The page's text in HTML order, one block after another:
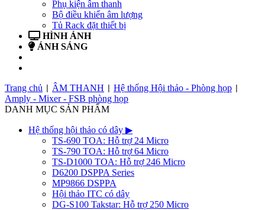
Phụ kiện âm thanh
Bộ điều khiển âm lượng
Tủ Rack đặt thiết bị
HÌNH ẢNH
ÁNH SÁNG
Trang chủ
ÂM THANH Hệ thống Hội thảo - Phòng họp
Amply - Mixer - FSB phòng họp
DANH MỤC SẢN PHẨM
Hệ thống hội thảo có dây ▶
TS-690 TOA: Hỗ trợ 24 Micro
TS-790 TOA: Hỗ trợ 64 Micro
TS-D1000 TOA: Hỗ trợ 246 Micro
D6200 DSPPA Series
MP9866 DSPPA
Hội thảo ITC có dây
DG-S100 Takstar: Hỗ trợ 250 Micro